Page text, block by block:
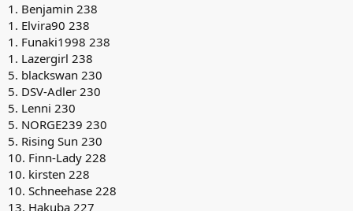
1. Benjamin 238
1. Elvira90 238
1. Funaki1998 238
1. Lazergirl 238
5. blackswan 230
5. DSV-Adler 230
5. Lenni 230
5. NORGE239 230
5. Rising Sun 230
10. Finn-Lady 228
10. kirsten 228
10. Schneehase 228
13. Hakuba 227